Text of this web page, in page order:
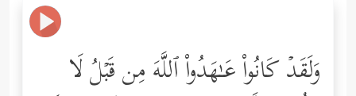
وَلَقَدۡ كَانُواْ عَـٰهَدُواْ ٱللَّهَ مِن قَبۡلُ لَا